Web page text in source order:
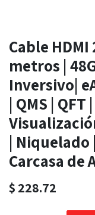
Cable HDMI
metros |
Inversivo|
| QMS | QFT
| Niquelado
Carcasa de
$ 228.72